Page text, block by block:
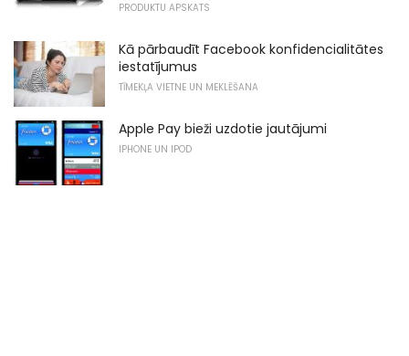
PRODUKTU APSKATS
Kā pārbaudīt Facebook konfidencialitātes
iestatījumus
TĪMEKĻA VIETNE UN MEKLĒŠANA
Apple Pay bieži uzdotie jautājumi
IPHONE UN IPOD